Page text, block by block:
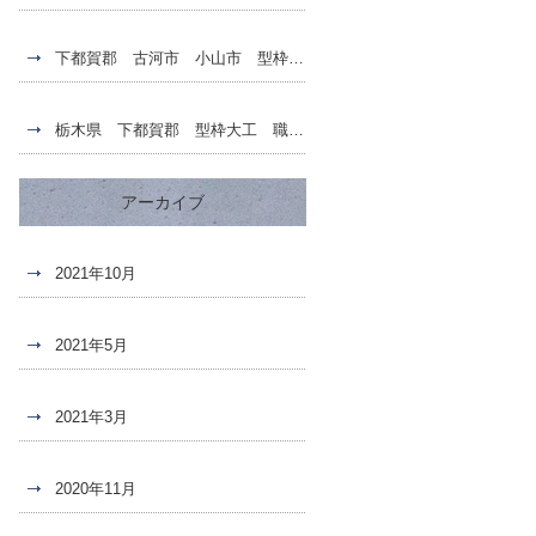
下都賀郡 古河市 小山市 型枠大工 職人 求人募集
栃木県 下都賀郡 型枠大工 職人 求人募集
アーカイブ
2021年10月
2021年5月
2021年3月
2020年11月